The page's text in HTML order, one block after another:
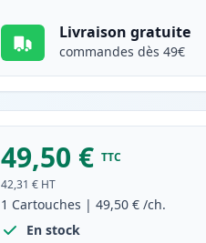
Livraison gratuite
commandes dès 49€
49,50 € TTC
42,31 € HT
1 Cartouches |49,50 € /ch.
En stock